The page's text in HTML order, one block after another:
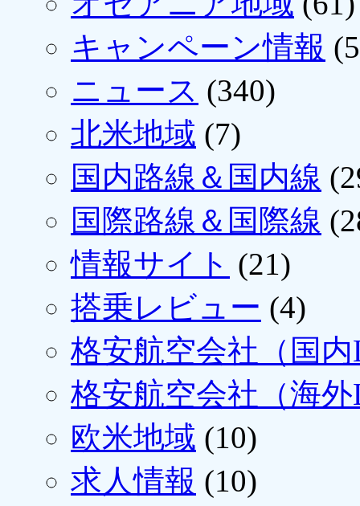
キャンペーン情報
ニュース (340)
北米地域 (7)
国内路線＆国内線
国際路線＆国際線
情報サイト (21)
搭乗レビュー (4)
格安航空会社（国
格安航空会社（海
欧米地域 (10)
求人情報 (10)